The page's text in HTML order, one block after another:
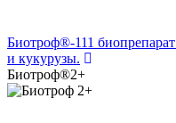
Биотроф®-111
и кукурузы.
Биотроф®2+